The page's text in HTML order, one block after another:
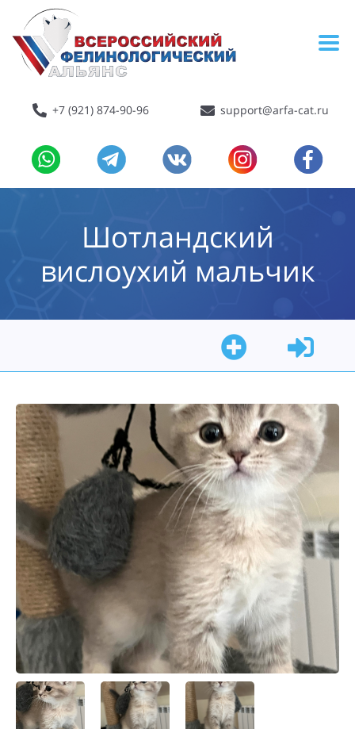
+7 (921) 874-90-96 support@arfa-cat.ru
Шотландский
вислоухий мальчик